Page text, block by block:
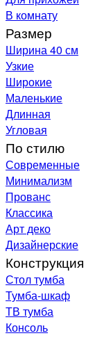
В комнату
Размер
Ширина 40 см
Узкие
Широкие
Маленькие
Длинная
Угловая
По стилю
Современные
Минимализм
Прованс
Классика
Арт деко
Дизайнерские
Конструкция
Стол тумба
Тумба-шкаф
ТВ тумба
Консоль